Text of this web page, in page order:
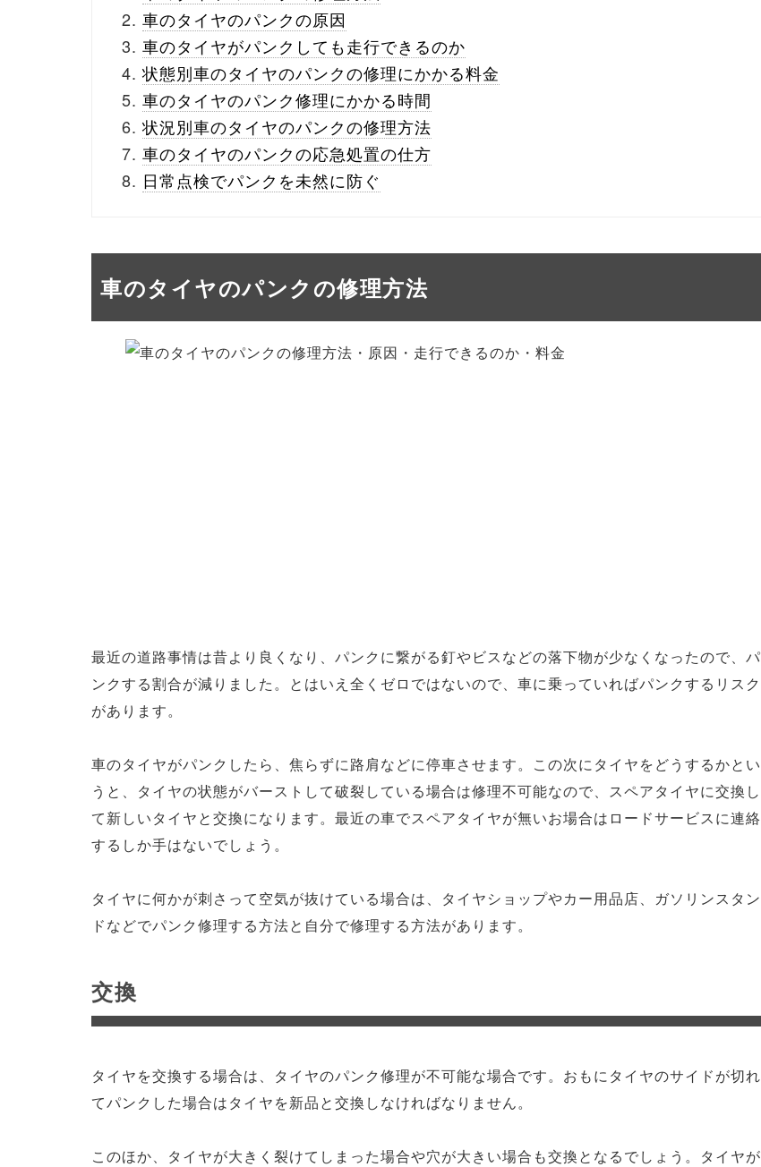
車のタイヤのパンクの原因
車のタイヤがパンクしても走行できるのか
状態別車のタイヤのパンクの修理にかかる料金
車のタイヤのパンク修理にかかる時間
状況別車のタイヤのパンクの修理方法
車のタイヤのパンクの応急処置の仕方
日常点検でパンクを未然に防ぐ
車のタイヤのパンクの修理方法
最近の道路事情は昔より良くなり、パンクに繋がる釘やビスなどの落下物が少なくなったので、パ
ンクする割合が減りました。とはいえ全くゼロではないので、車に乗っていればパンクするリスク
があります。
車のタイヤがパンクしたら、焦らずに路肩などに停車させます。この次にタイヤをどうするかとい
うと、タイヤの状態がバーストして破裂している場合は修理不可能なので、スペアタイヤに交換し
て新しいタイヤと交換になります。最近の車でスペアタイヤが無いお場合はロードサービスに連絡
するしか手はないでしょう。
タイヤに何かが刺さって空気が抜けている場合は、タイヤショップやカー用品店、ガソリンスタン
ドなどでパンク修理する方法と自分で修理する方法があります。
交換
タイヤを交換する場合は、タイヤのパンク修理が不可能な場合です。おもにタイヤのサイドが切れ
てパンクした場合はタイヤを新品と交換しなければなりません。
このほか、タイヤが大きく裂けてしまった場合や穴が大きい場合も交換となるでしょう。タイヤが